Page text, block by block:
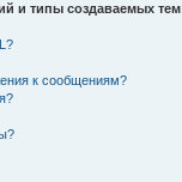
и типы создаваемых тем
к сообщениям?